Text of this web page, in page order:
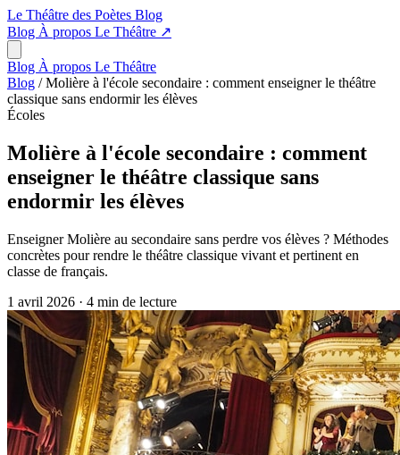
Le Théâtre des Poètes Blog
Blog À propos Le Théâtre ↗
Blog À propos Le Théâtre
Blog / Molière à l'école secondaire : comment enseigner le théâtre
classique sans endormir les élèves
Écoles
Molière à l'école secondaire : comment
enseigner le théâtre classique sans
endormir les élèves
Enseigner Molière au secondaire sans perdre vos élèves ? Méthodes
concrètes pour rendre le théâtre classique vivant et pertinent en
classe de français.
1 avril 2026 · 4 min de lecture